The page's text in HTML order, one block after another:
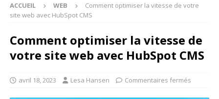
ACCUEIL WEB
Comment optimiser la vitesse de votre
site web avec HubSpot CMS
Comment optimiser la vitesse de
votre site web avec HubSpot CMS
avril 18, 2023 Lesa Hansen Commentaires fermés